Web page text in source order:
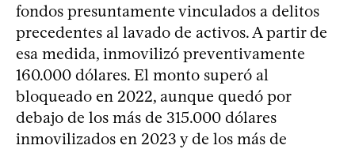
fondos presuntamente vinculados a delitos
precedentes al lavado de activos. A partir de
esa medida, inmovilizó preventivamente
160.000 dólares. El monto superó al
bloqueado en 2022, aunque quedó por
debajo de los más de 315.000 dólares
inmovilizados en 2023 y de los más de